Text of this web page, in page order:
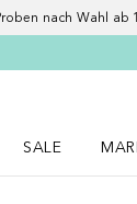
nach Wahl ab
SALE